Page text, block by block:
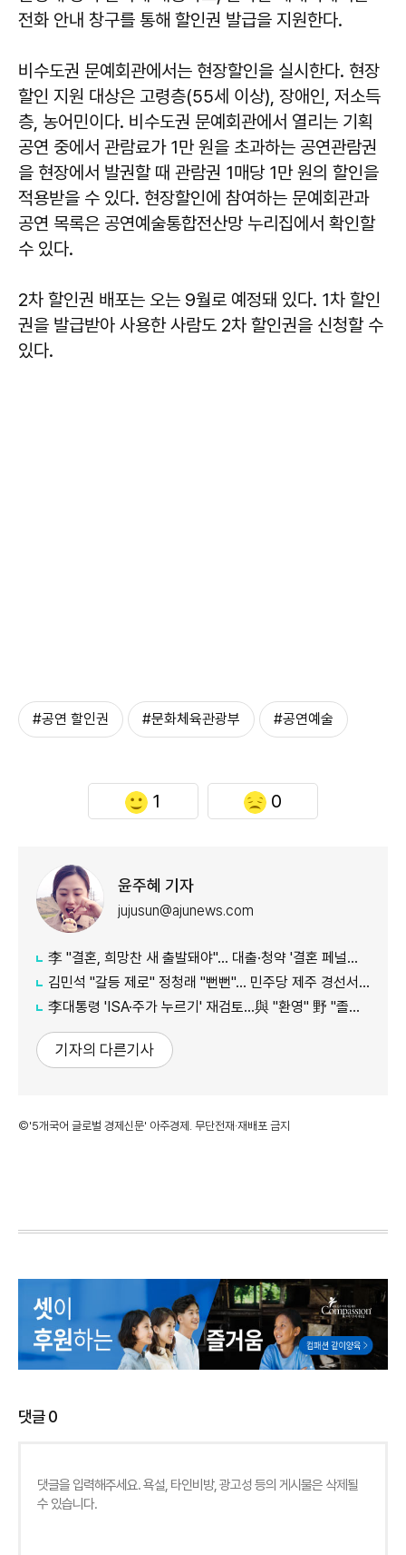
전화 안내 창구를 통해 할인권 발급을 지원한다.
비수도권 문예회관에서는 현장할인을 실시한다. 현장
할인 지원 대상은 고령층(55세 이상), 장애인, 저소득
층, 농어민이다. 비수도권 문예회관에서 열리는 기획
공연 중에서 관람료가 1만 원을 초과하는 공연관람권
을 현장에서 발권할 때 관람권 1매당 1만 원의 할인을
적용받을 수 있다. 현장할인에 참여하는 문예회관과
공연 목록은 공연예술통합전산망 누리집에서 확인할
수 있다.
2차 할인권 배포는 오는 9월로 예정돼 있다. 1차 할인
권을 발급받아 사용한 사람도 2차 할인권을 신청할 수
있다.
#공연 할인권 #문화체육관광부 #공연예술
1 0
윤주혜 기자
jujusun@ajunews.com
李 "결혼, 희망찬 새 출발돼야"… 대출·청약 '결혼 페널티' 손본다
김민석 "갈등 제로" 정청래 "뻔뻔"… 민주당 제주 경선서 격돌
李대통령 'ISA·주가 누르기' 재검토…與 "환영" 野 "졸속 국정"
기자의 다른기사
©'5개국어 글로벌 경제신문' 아주경제. 무단전재·재배포 금지
댓글0